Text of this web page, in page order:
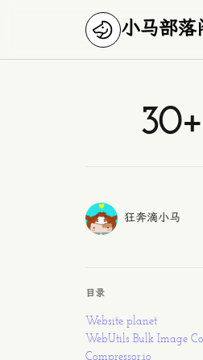
小马部落
Authors作者
狂奔滴小马
目录
Website planet
WebUtils Bulk Image
Compressor.io